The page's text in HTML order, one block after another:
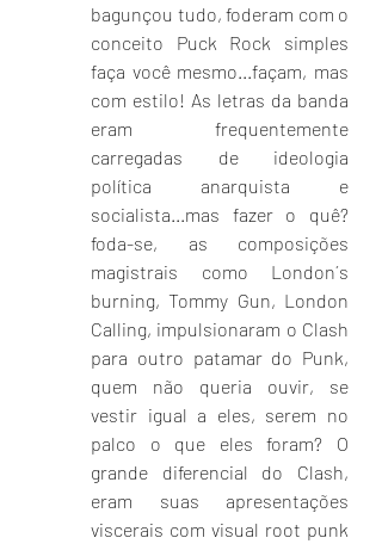
bagunçou tudo, foderam com o
conceito Puck Rock simples
faça você mesmo...façam, mas
com estilo! As letras da banda
eram frequentemente
carregadas de ideologia
política anarquista e
socialista...mas fazer o quê?
foda-se, as composições
magistrais como London´s
burning, Tommy Gun, London
Calling, impulsionaram o Clash
para outro patamar do Punk,
quem não queria ouvir, se
vestir igual a eles, serem no
palco o que eles foram? O
grande diferencial do Clash,
eram suas apresentações
viscerais com visual root punk